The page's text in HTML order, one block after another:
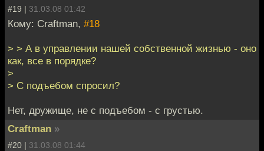
#19 | 31.03.08 01:42
Кому: Craftman, #18
> > А в управлении нашей собственной жизнью - оно
как, все в порядке?
>
> С подъебом спросил?
Нет, дружище, не с подъебом - с грустью.
Craftman »
#20 | 31.03.08 01:44